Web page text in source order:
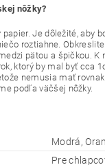
nôžky?
Je dôležité, aby
roztiahne.
pätou a špičkou. K
ktorý by mal byť cca
nemusia mať
podľa väčšej nôžky.
Modrá,
Pre